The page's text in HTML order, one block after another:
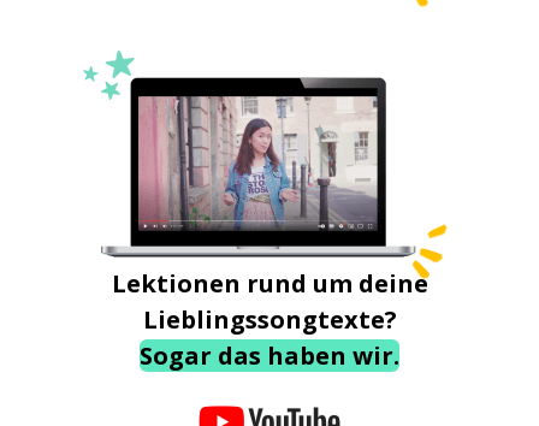
Lektionen rund um deine
Lieblingssongtexte?
Sogar das haben wir.